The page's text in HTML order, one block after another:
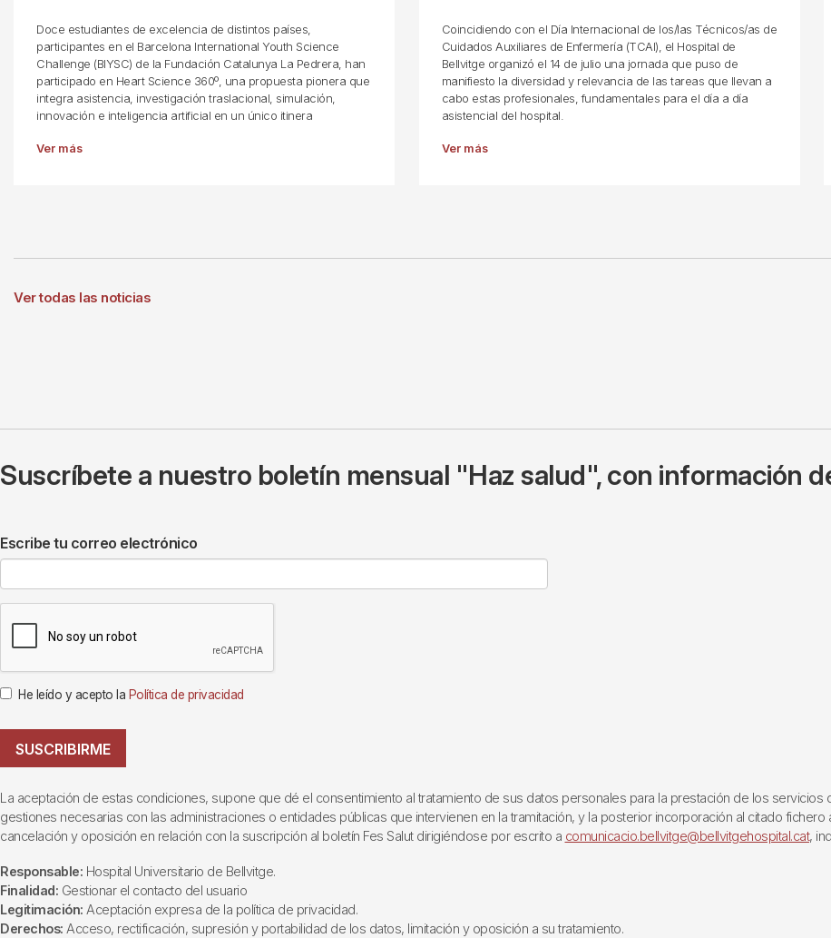
Doce estudiantes de excelencia de distintos países,
participantes en el Barcelona International Youth Science
Challenge (BIYSC) de la Fundación Catalunya La Pedrera, han
participado en Heart Science 360º, una propuesta pionera que
integra asistencia, investigación traslacional, simulación,
innovación e inteligencia artificial en un único itinera
Ver más
Coincidiendo con el Día Internacional de los/las Técnicos/as de
Cuidados Auxiliares de Enfermería (TCAI), el Hospital de
Bellvitge organizó el 14 de julio una jornada que puso de
manifiesto la diversidad y relevancia de las tareas que llevan a
cabo estas profesionales, fundamentales para el día a día
asistencial del hospital.
Ver más
Ver todas las noticias
Suscríbete a nuestro boletín mensual "Haz salud", con información
Escribe tu correo electrónico
He leído y acepto la Política de privacidad
SUSCRIBIRME
La aceptación de estas condiciones, supone que dé el consentimiento al tratamiento de sus datos personales para la prestación de los servicios
gestiones necesarias con las administraciones o entidades públicas que intervienen en la tramitación, y la posterior incorporación al citado
cancelación y oposición en relación con la suscripción al boletín Fes Salut dirigiéndose por escrito a comunicacio.bellvitge@bellvitgehospital.cat,
Responsable: Hospital Universitario de Bellvitge.
Finalidad: Gestionar el contacto del usuario
Legitimación: Aceptación expresa de la política de privacidad.
Derechos: Acceso, rectificación, supresión y portabilidad de los datos, limitación y oposición a su tratamiento.